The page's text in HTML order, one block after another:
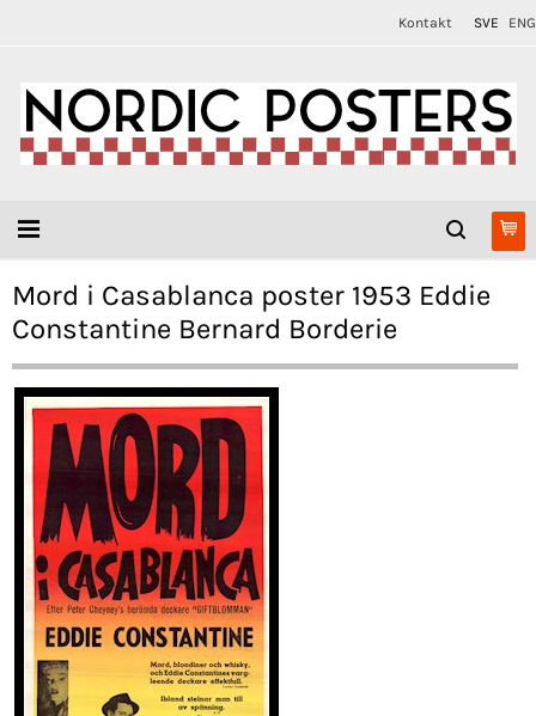
Kontakt SVE ENG
Mord i Casablanca poster 1953 Eddie
Constantine Bernard Borderie